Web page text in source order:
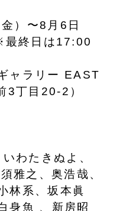
）〜8月6日
終日は17:00
ャラリー EAST
3丁目20-2）
わたきぬよ、
雅之、奥浩哉、
林系、坂本眞
身魚 、新房昭